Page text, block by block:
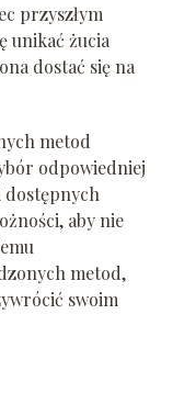
przyszłym
unikać żucia
dostać się na
metod
odpowiedniej
dostępnych
aby nie
metod,
swoim